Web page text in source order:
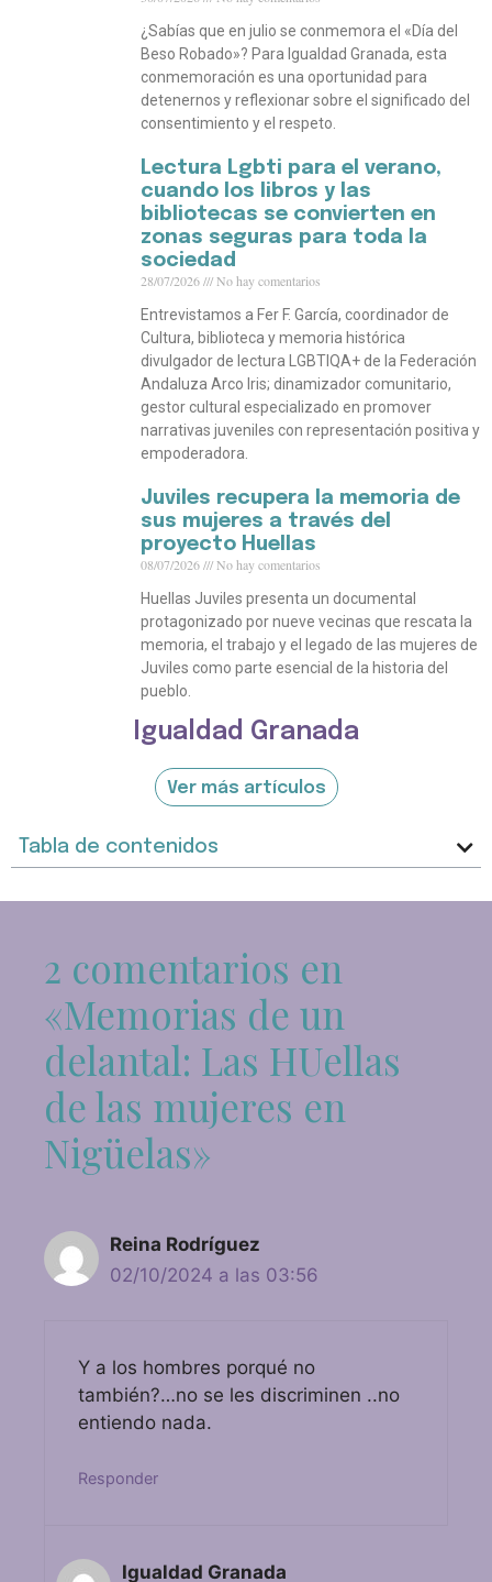
Igualdad Granada
Ver más artículos
Tabla de contenidos
¿Sabías que en julio se conmemora el «Día del
Beso Robado»? Para Igualdad Granada, esta
conmemoración es una oportunidad para
detenernos y reflexionar sobre el significado del
consentimiento y el respeto.
Lectura Lgbti para el verano,
cuando los libros y las
bibliotecas se convierten en
zonas seguras para toda la
sociedad
28/07/2026
No hay comentarios
Entrevistamos a Fer F. García, coordinador de
Cultura, biblioteca y memoria histórica
divulgador de lectura LGBTIQA+ de la Federación
Andaluza Arco Iris; dinamizador comunitario,
gestor cultural especializado en promover
narrativas juveniles con representación positiva y
empoderadora.
Juviles recupera la memoria de
sus mujeres a través del
proyecto Huellas
08/07/2026
No hay comentarios
Huellas Juviles presenta un documental
protagonizado por nueve vecinas que rescata la
memoria, el trabajo y el legado de las mujeres de
Juviles como parte esencial de la historia del
pueblo.
2 comentarios en
«Memorias de un
delantal: Las HUellas
de las mujeres en
Nigüelas»
Reina Rodríguez
02/10/2024 a las 03:56
Y a los hombres porqué no
también?…no se les discriminen ..no
entiendo nada.
Responder
Igualdad Granada